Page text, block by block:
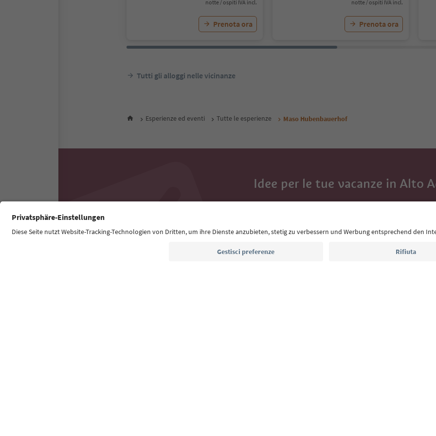
notte / ospiti IVA incl.
Prenota ora
notte / ospiti IVA incl.
Prenota ora
Tutti gli alloggi nelle vicinanze
Esperienze ed eventi Tutte le esperienze Maso Hubenbauerhof
Idee per le tue vacanze in Alto
Con la newsletter dell’Alto Adige ricevi consigli per
Indirizzo e-mail*